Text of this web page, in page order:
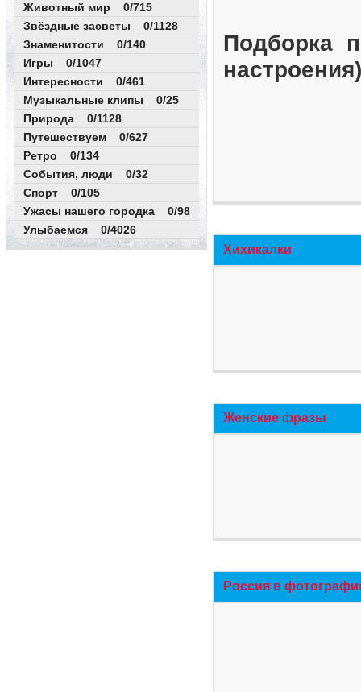
Животный мир 0/715
Звёздные засветы 0/1128
Знаменитости 0/140
Игры 0/1047
Интересности 0/461
Музыкальные клипы 0/25
Природа 0/1128
Путешествуем 0/627
Ретро 0/134
События, люди 0/32
Спорт 0/105
Ужасы нашего городка 0/98
Улыбаемся 0/4026
Подборка
Хихикалки
Женские фразы
Россия в